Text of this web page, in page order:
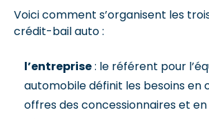
Voici comment s’organisent les
crédit-bail auto :
l’entreprise: le référent pour
automobile définit les besoins en
offres des concessionnaires et